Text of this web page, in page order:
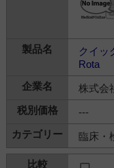
クイ
Rota
株式会
---
臨床・